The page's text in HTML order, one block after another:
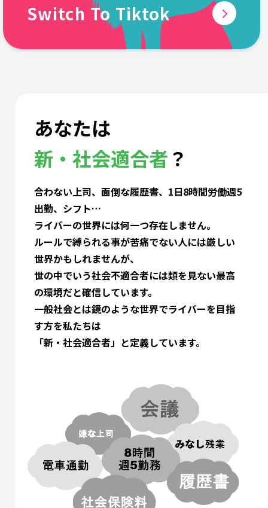
Switch To Tiktok
あなたは
新・社会適合者？
合わない上司、面倒な履歴書、1日8時間労働週5
出勤、シフト…
ライバーの世界には何一つ存在しません。
ルールで縛られる事が苦痛でない人には厳しい
世界かもしれませんが、
世の中でいう社会不適合者には類を見ない最高
の環境だと確信しています。
一般社会とは鏡のような世界でライバーを目指
す方を私たちは
「新・社会適合者」と定義しています。